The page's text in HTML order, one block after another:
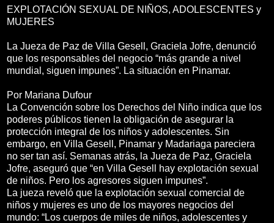
EXPLOTACIÓN SEXUAL DE NIÑOS, ADOLESCENTES y
MUJERES
La Jueza de Paz de Villa Gesell, Graciela Jofre, denunció
que los responsables del negocio “más grande a nivel
mundial, siguen impunes”. La situación en Pinamar.
Por Mariana Dufour
La Convención sobre los Derechos del Niño indica que los
poderes públicos tienen la obligación de asegurar la
protección integral de los niños y adolescentes. Sin
embargo, en Villa Gesell, Pinamar y Madariaga pareciera
no ser tan así. Semanas atrás, la Jueza de Paz, Graciela
Jofre, aseguró que “en Villa Gesell hay explotación sexual
de niños. Pero los agresores siguen impunes”.
La jueza reveló que la explotación sexual comercial de
niños y mujeres es uno de los mayores negocios del
mundo: “Los cuerpos de miles de niños, adolescentes y